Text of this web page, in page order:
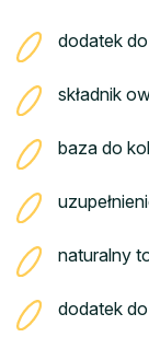
dodatek
składnik
baza do
naturalny
dodatek